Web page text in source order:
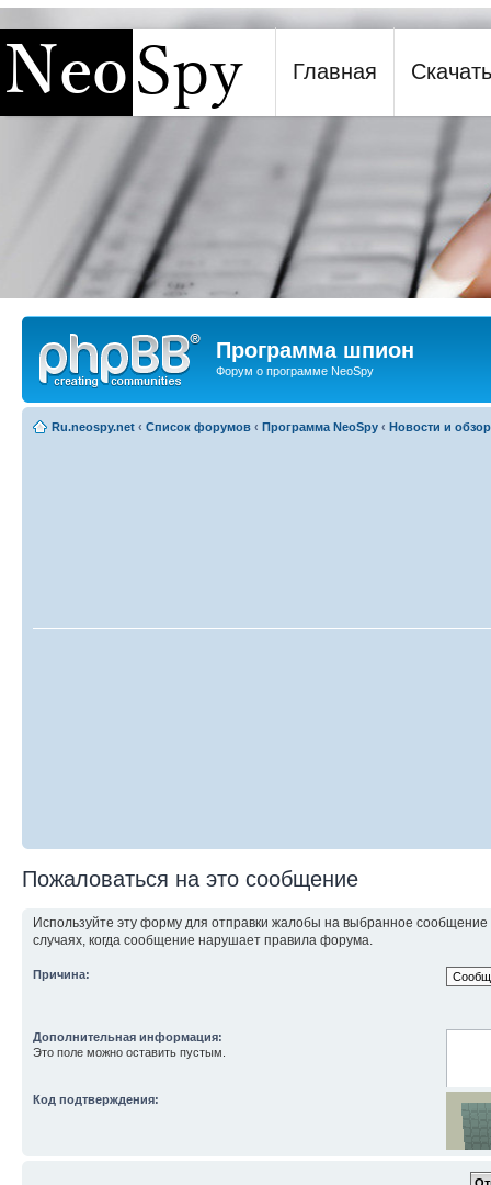
Программа шпион NeoSpy
Главная Скачать
Программа шпион
Форум о программе NeoSpy
Ru.neospy.net ‹ Список форумов ‹ Программа NeoSpy ‹ Новости и
Пожаловаться на это сообщение
Используйте эту форму для отправки жалобы на выбранное
случаях, когда сообщение нарушает правила форума.
Причина:
Дополнительная информация:
Это поле можно оставить пустым.
Код подтверждения: